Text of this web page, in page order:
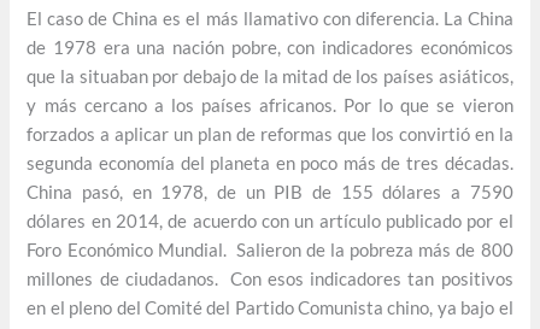
El caso de China es el más llamativo con diferencia. La China
de 1978 era una nación pobre, con indicadores económicos
que la situaban por debajo de la mitad de los países asiáticos,
y más cercano a los países africanos. Por lo que se vieron
forzados a aplicar un plan de reformas que los convirtió en la
segunda economía del planeta en poco más de tres décadas.
China pasó, en 1978, de un PIB de 155 dólares a 7590
dólares en 2014, de acuerdo con un artículo publicado por el
Foro Económico Mundial. Salieron de la pobreza más de 800
millones de ciudadanos. Con esos indicadores tan positivos
en el pleno del Comité del Partido Comunista chino, ya bajo el